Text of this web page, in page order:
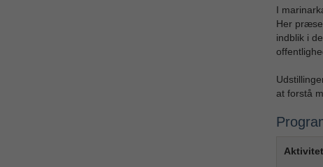
I
Her
indblik i
at forstå